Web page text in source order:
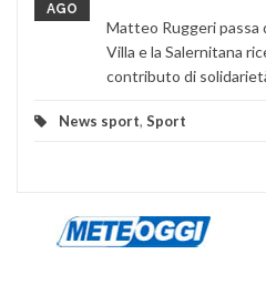
AGO
Matteo Ruggeri passa
Villa e la Salernitana
contributo di
News sport, Sport